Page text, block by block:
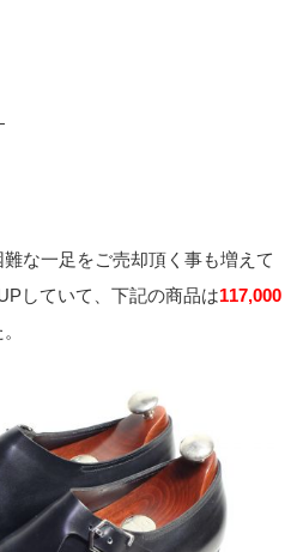
な一足をご売却頂く事も増えて
していて、下記の商品は117,000